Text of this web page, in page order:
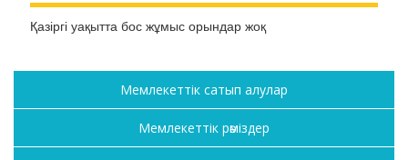
Қазіргі уақытта бос жұмыс орындар жоқ
Мемлекеттік сатып алулар
Мемлекеттік рәміздер